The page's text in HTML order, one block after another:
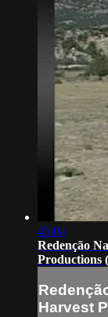
45:04
Redenção
Productions
Harvest